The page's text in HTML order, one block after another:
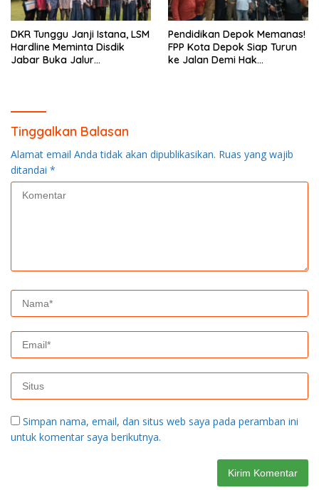
DKR Tunggu Janji Istana, LSM
Hardline Meminta Disdik
Jabar Buka Jalur
Pendidikan Depok Memanas!
FPP Kota Depok Siap Turun
ke Jalan Demi Hak
Tinggalkan Balasan
Alamat email Anda tidak akan dipublikasikan. Ruas yang wajib
ditandai *
Simpan nama, email, dan situs web saya pada peramban ini
untuk komentar saya berikutnya.